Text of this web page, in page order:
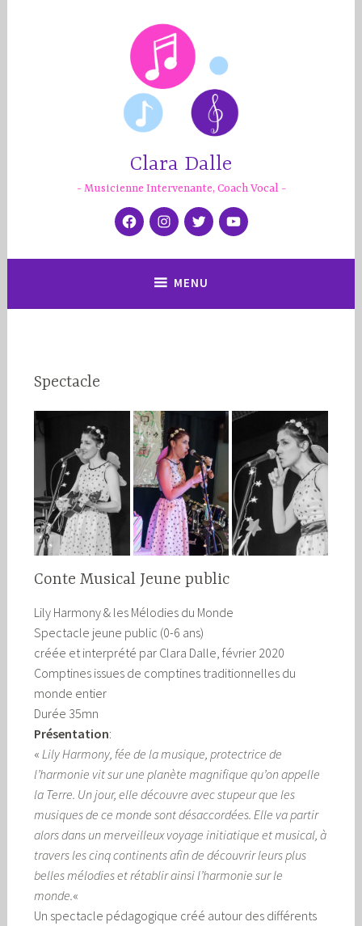
Clara Dalle
Musicienne Intervenante, Coach Vocal
FacebookInstagram
TwitterYouTube
MENU
Spectacle
Conte Musical Jeune public
Lily Harmony & les Mélodies du Monde
Spectacle jeune public (0-6 ans)
créée et interprété par Clara Dalle, février 2020
Comptines issues de comptines traditionnelles du
monde entier
Durée 35mn
Présentation:
« Lily Harmony, fée de la musique, protectrice de
l’harmonie vit sur une planète magnifique qu’on appelle
la Terre. Un jour, elle découvre avec stupeur que les
musiques de ce monde sont désaccordées. Elle va partir
alors dans un merveilleux voyage initiatique et musical, à
travers les cinq continents afin de découvrir leurs plus
belles mélodies et rétablir ainsi l’harmonie sur le
monde.«
Un spectacle pédagogique créé autour des différents